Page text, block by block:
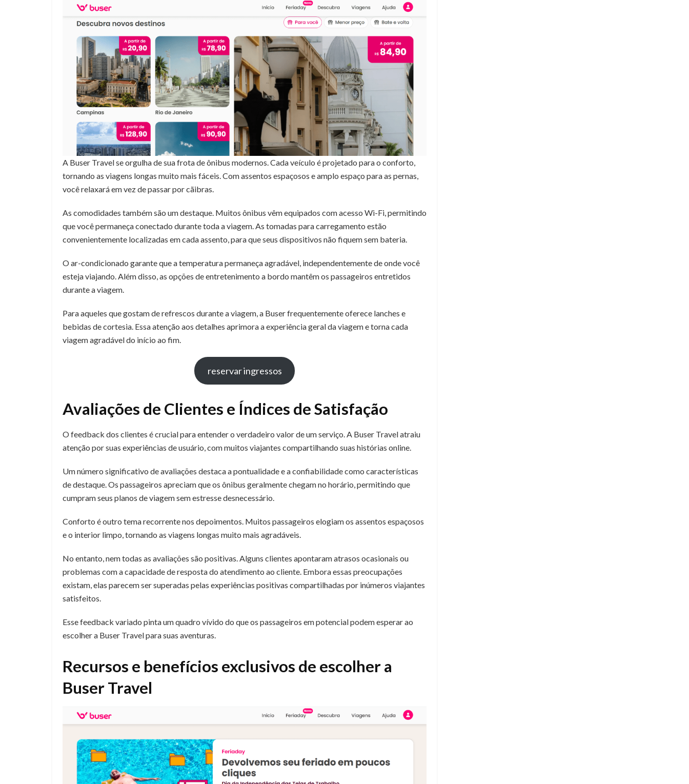
A Buser Travel se orgulha de sua frota de ônibus modernos. Cada veículo é projetado para o conforto,
tornando as viagens longas muito mais fáceis. Com assentos espaçosos e amplo espaço para as pernas,
você relaxará em vez de passar por cãibras.
As comodidades também são um destaque. Muitos ônibus vêm equipados com acesso Wi-Fi, permitindo
que você permaneça conectado durante toda a viagem. As tomadas para carregamento estão
convenientemente localizadas em cada assento, para que seus dispositivos não fiquem sem bateria.
O ar-condicionado garante que a temperatura permaneça agradável, independentemente de onde você
esteja viajando. Além disso, as opções de entretenimento a bordo mantêm os passageiros entretidos
durante a viagem.
Para aqueles que gostam de refrescos durante a viagem, a Buser frequentemente oferece lanches e
bebidas de cortesia. Essa atenção aos detalhes aprimora a experiência geral da viagem e torna cada
viagem agradável do início ao fim.
reservar ingressos
Avaliações de Clientes e Índices de Satisfação
O feedback dos clientes é crucial para entender o verdadeiro valor de um serviço. A Buser Travel atraiu
atenção por suas experiências de usuário, com muitos viajantes compartilhando suas histórias online.
Um número significativo de avaliações destaca a pontualidade e a confiabilidade como características
de destaque. Os passageiros apreciam que os ônibus geralmente chegam no horário, permitindo que
cumpram seus planos de viagem sem estresse desnecessário.
Conforto é outro tema recorrente nos depoimentos. Muitos passageiros elogiam os assentos espaçosos
e o interior limpo, tornando as viagens longas muito mais agradáveis.
No entanto, nem todas as avaliações são positivas. Alguns clientes apontaram atrasos ocasionais ou
problemas com a capacidade de resposta do atendimento ao cliente. Embora essas preocupações
existam, elas parecem ser superadas pelas experiências positivas compartilhadas por inúmeros viajantes
satisfeitos.
Esse feedback variado pinta um quadro vívido do que os passageiros em potencial podem esperar ao
escolher a Buser Travel para suas aventuras.
Recursos e benefícios exclusivos de escolher a
Buser Travel